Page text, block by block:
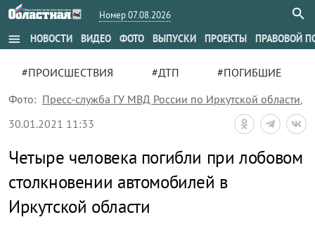
Номер 07.08.2026
menu НОВОСТИ ВИДЕО ФОТО ВЫПУСКИ ПРОЕКТЫ ПРАВОВОЙ
#ПРОИСШЕСТВИЯ #ДТП
#ПОГИБШИЕ
Фото: Пресс-служба ГУ МВД России по Иркутской области,
30.01.2021 11:33
Четыре человека погибли при лобовом
столкновении автомобилей в
Иркутской области